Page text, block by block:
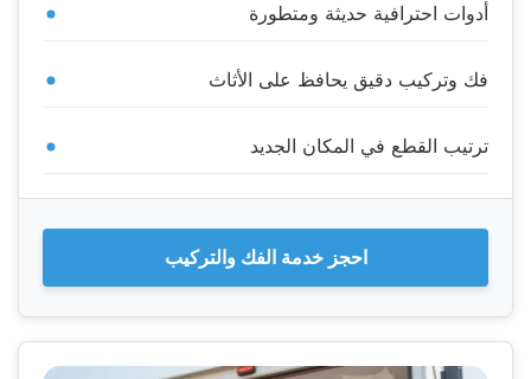
أدوات احترافية حديثة ومتطورة
فك وتركيب دقيق يحافظ على الأثاث
ترتيب القطع في المكان الجديد
احجز خدمة الفك والتركيب